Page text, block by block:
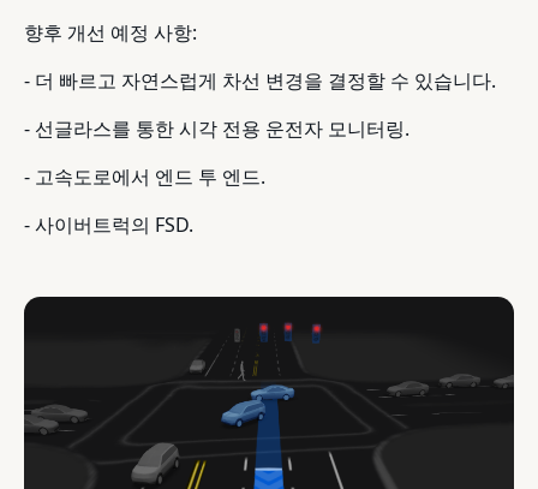
향후 개선 예정 사항:
- 더 빠르고 자연스럽게 차선 변경을 결정할 수 있습니다.
- 선글라스를 통한 시각 전용 운전자 모니터링.
- 고속도로에서 엔드 투 엔드.
- 사이버트럭의 FSD.